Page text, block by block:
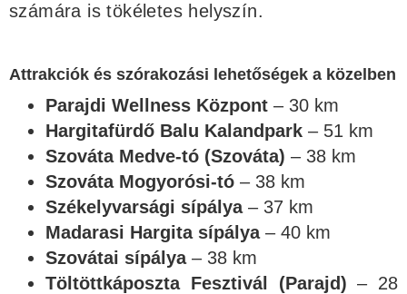
számára is tökéletes helyszín.
Attrakciók és szórakozási lehetőségek a közelben
Parajdi Wellness Központ – 30 km
Hargitafürdő Balu Kalandpark – 51 km
Szováta Medve-tó (Szováta) – 38 km
Szováta Mogyorósi-tó – 38 km
Székelyvarsági sípálya– 37 km
Madarasi Hargita sípálya– 40 km
Szovátai sípálya– 38 km
Töltöttkáposzta Fesztivál (Parajd) – 28